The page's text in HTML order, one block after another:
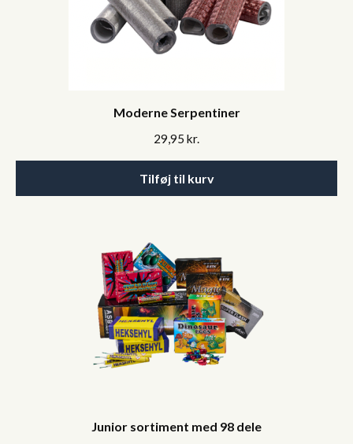
Moderne Serpentiner
29,95 kr.
Tilføj til kurv
Junior sortiment med 98 dele